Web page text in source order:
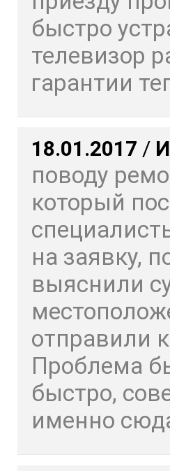
быстро
телевизор
гарантии
18.01.2017 /
поводу
который
на заявку,
выяснили
отправили
Проблема
быстро,
именно